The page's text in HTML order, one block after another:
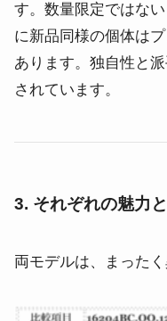
す。数量限定ではな
に新品同様の個体は
あります。独自性と
されています。
3. それぞれの魅力
両モデルは、まった